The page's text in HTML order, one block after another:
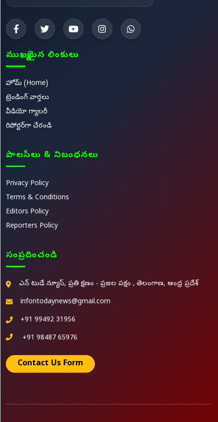
ముఖ్యమైన లింకులు
హోమ్ (Home)
ట్రెండింగ్ వార్తలు
వీడియో గ్యాలరీ
రిపోర్టర్‌గా చేరండి
పాలసీలు & నిబంధనలు
Privacy Policy
Terms & Conditions
Editors Policy
Reporters Policy
సంప్రదించండి
ఎన్ టుడే న్యూస్, ప్రతి క్షణం - ప్రజల పక్షం , తెలంగాణ, ఆంధ్ర ప్రదేశ్
infontodaynews@gmail.com
+91 99492 31956
+91 98487 65976
Contact Us Form